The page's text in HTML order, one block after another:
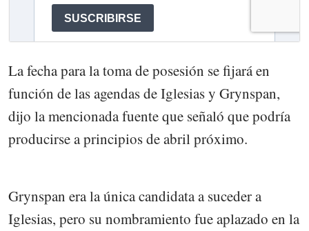
La fecha para la toma de posesión se fijará en
función de las agendas de Iglesias y Grynspan,
dijo la mencionada fuente que señaló que podría
producirse a principios de abril próximo.
Grynspan era la única candidata a suceder a
Iglesias, pero su nombramiento fue aplazado en la